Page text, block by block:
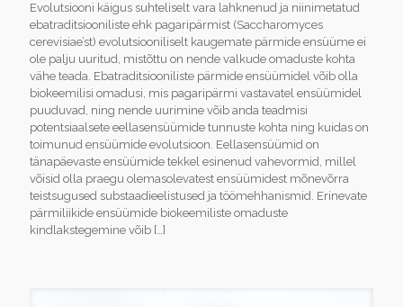
Evolutsiooni käigus suhteliselt vara lahknenud ja niinimetatud
ebatraditsiooniliste ehk pagaripärmist (Saccharomyces
cerevisiae’st) evolutsiooniliselt kaugemate pärmide ensüüme ei
ole palju uuritud, mistõttu on nende valkude omaduste kohta
vähe teada. Ebatraditsiooniliste pärmide ensüümidel võib olla
biokeemilisi omadusi, mis pagaripärmi vastavatel ensüümidel
puuduvad, ning nende uurimine võib anda teadmisi
potentsiaalsete eellasensüümide tunnuste kohta ning kuidas on
toimunud ensüümide evolutsioon. Eellasensüümid on
tänapäevaste ensüümide tekkel esinenud vahevormid, millel
võisid olla praegu olemasolevatest ensüümidest mõnevõrra
teistsugused substaadieelistused ja töömehhanismid. Erinevate
pärmiliikide ensüümide biokeemiliste omaduste
kindlakstegemine võib […]